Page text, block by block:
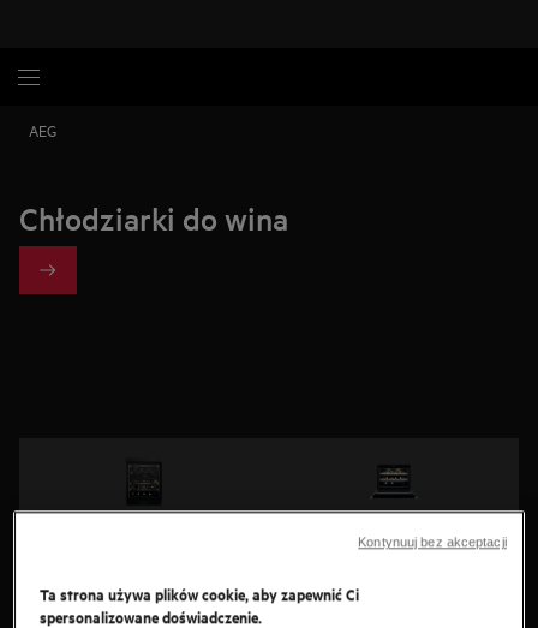
AEG
Chłodziarki do wina
Kompaktowa chłodziarka do wina
Ta strona używa plików cookie, aby zapewnić Ci
spersonalizowane doświadczenie.
Kontynuuj bez akceptacji